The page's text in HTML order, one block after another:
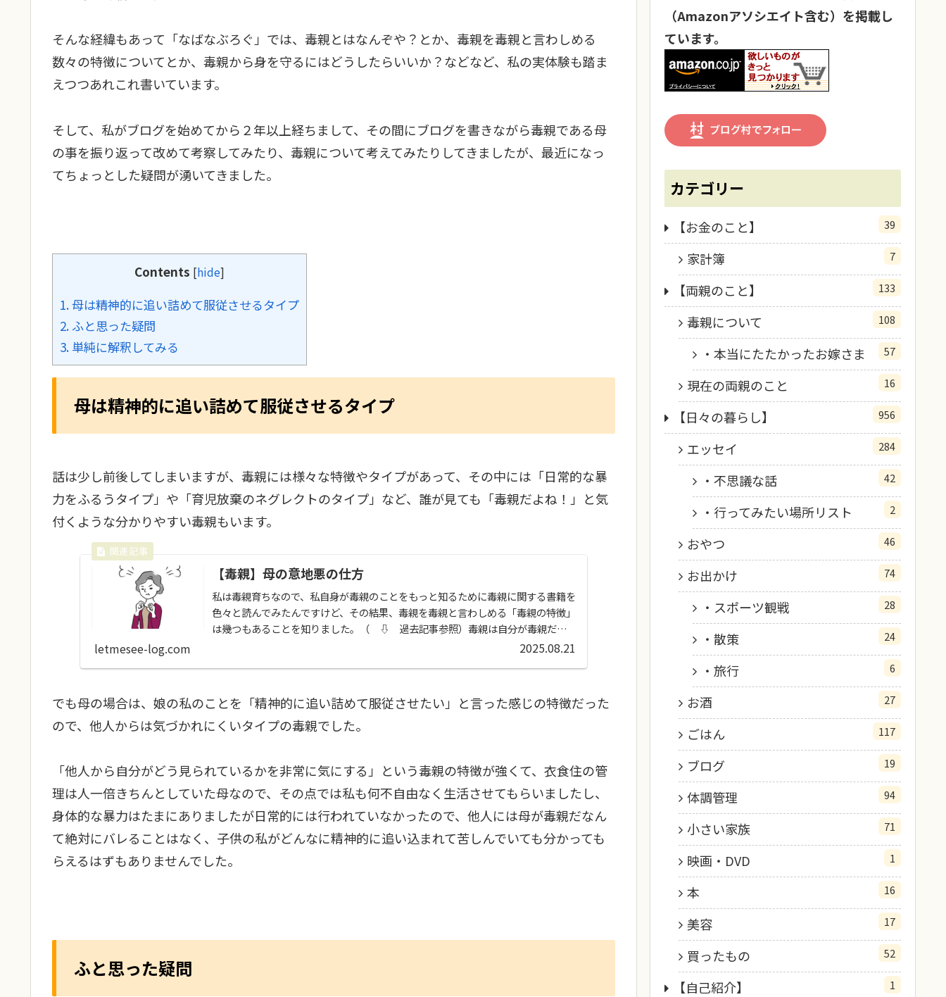
そんな経緯もあって「なばなぶろぐ」では、毒親とはなんぞや？とか、毒親を毒親と言わしめる
数々の特徴についてとか、毒親から身を守るにはどうしたらいいか？などなど、私の実体験も踏ま
えつつあれこれ書いています。
そして、私がブログを始めてから２年以上経ちまして、その間にブログを書きながら毒親である母
の事を振り返って改めて考察してみたり、毒親について考えてみたりしてきましたが、最近になっ
てちょっとした疑問が湧いてきました。
Contents [hide]
1.母は精神的に追い詰めて服従させるタイプ
2. ふと思った疑問
3. 単純に解釈してみる
母は精神的に追い詰めて服従させるタイプ
話は少し前後してしまいますが、毒親には様々な特徴やタイプがあって、その中には「日常的な暴
力をふるうタイプ」や「育児放棄のネグレクトのタイプ」など、誰が見ても「毒親だよね！」と気
付くような分かりやすい毒親もいます。
【毒親】母の意地悪の仕方
私は毒親育ちなので、私自身が毒親のことをもっと知るために毒親に関する書籍を
色々と読んでみたんですけど、その結果、毒親を毒親と言わしめる「毒親の特徴」
は幾つもあることを知りました。（ ⇩ 過去記事参照）毒親は自分が毒親だと
letmesee-log.com 2025.08.21
でも母の場合は、娘の私のことを「精神的に追い詰めて服従させたい」と言った感じの特徴だった
ので、他人からは気づかれにくいタイプの毒親でした。
「他人から自分がどう見られているかを非常に気にする」という毒親の特徴が強くて、衣食住の管
理は人一倍きちんとしていた母なので、その点では私も何不自由なく生活させてもらいましたし、
身体的な暴力はたまにありましたが日常的には行われていなかったので、他人には母が毒親だなん
て絶対にバレることはなく、子供の私がどんなに精神的に追い込まれて苦しんでいても分かっても
らえるはずもありませんでした。
ふと思った疑問
（Amazonアソシエイト含む）を掲載し
ています。
カテゴリー
【お金のこと】 39
家計簿 7
【両親のこと】 133
毒親について 108
・本当にたたかったお嫁さま 57
現在の両親のこと 16
【日々の暮らし】 956
エッセイ 284
・不思議な話 42
・行ってみたい場所リスト 2
おやつ 46
お出かけ 74
・スポーツ観戦 28
・散策 24
・旅行 6
お酒 27
ごはん 117
ブログ 19
体調管理 94
小さい家族 71
映画・DVD 1
本 16
美容 17
買ったもの 52
【自己紹介】 1